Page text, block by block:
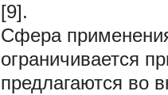
[9].
Сфера
ограничивается
предлагаются во